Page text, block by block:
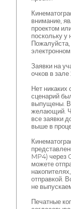
внимание,
проектом
поскольку у
Пожалуйста,
Заявки на
очков в
Нет никаких
сценарий
выпущены. В
желающий.
все заявки
выше в
MP4) через
можете
отправкой.
не
Печатные